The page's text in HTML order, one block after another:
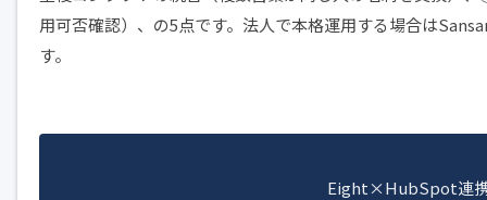
用可否確認）、の5点です。法人で本格運用する場合は
す。
Eight×HubSpot連